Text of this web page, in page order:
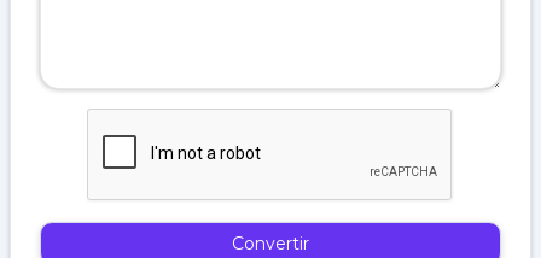
Convertir